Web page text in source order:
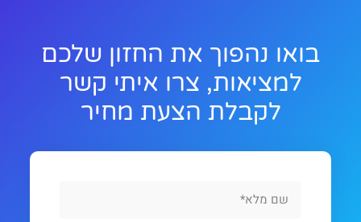
בואו נהפוך את החזון שלכם
למציאות, צרו איתי קשר
לקבלת הצעת מחיר
Name